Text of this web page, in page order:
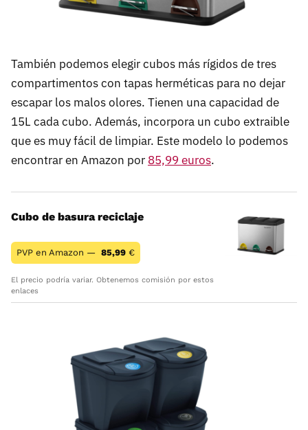
También podemos elegir cubos más rígidos de tres
compartimentos con tapas herméticas para no dejar
escapar los malos olores. Tienen una capacidad de
15L cada cubo. Además, incorpora un cubo extraible
que es muy fácil de limpiar. Este modelo lo podemos
encontrar en Amazon por 85,99 euros.
Cubo de basura reciclaje
PVP en Amazon — 85,99 €
El precio podría variar. Obtenemos comisión por estos
enlaces